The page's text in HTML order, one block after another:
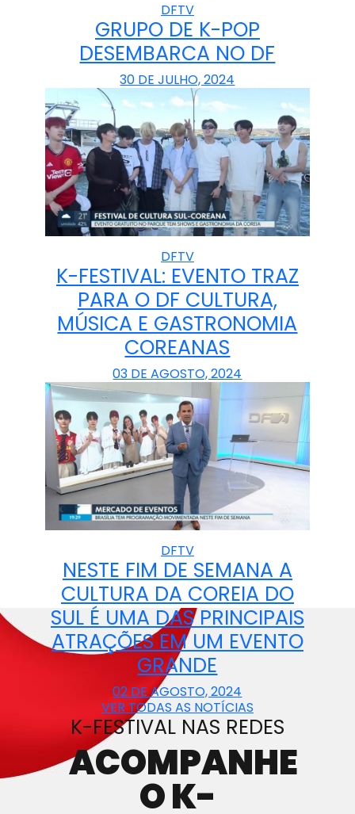
DFTV
GRUPO DE K-POP
DESEMBARCA NO DF
30 DE JULHO, 2024
DFTV
K-FESTIVAL: EVENTO TRAZ
PARA O DF CULTURA,
MÚSICA E GASTRONOMIA
COREANAS
03 DE AGOSTO, 2024
DFTV
NESTE FIM DE SEMANA A
CULTURA DA COREIA DO
SUL É UMA DAS PRINCIPAIS
ATRAÇÕES EM UM EVENTO
GRANDE
02 DE AGOSTO, 2024
VER TODAS AS NOTÍCIAS
K-FESTIVAL NAS REDES
ACOMPANHE
O K-